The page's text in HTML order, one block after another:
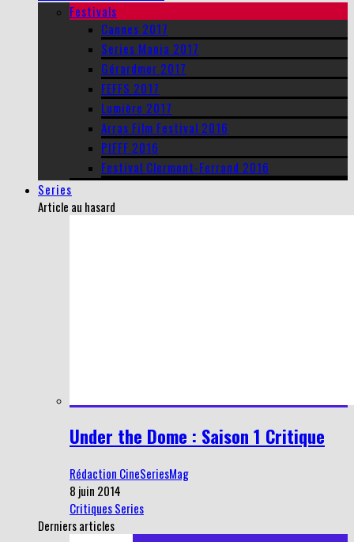
Festivals
Cannes 2017
Series Mania 2017
Gérardmer 2017
FEFFS 2017
Lumière 2017
Arras Film Festival 2016
PIFFF 2016
Festival Clermont-Ferrand 2016
Series
Article au hasard
Under the Dome : Saison 1 Critique
Rédaction CineSeriesMag
8 juin 2014
Critiques Series
Derniers articles